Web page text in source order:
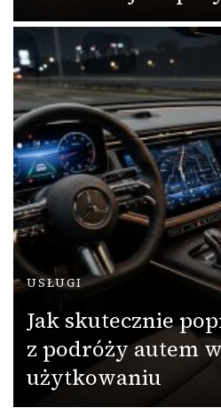
USŁUGI
Jak skutecznie
z podróży autem
użytkowaniu